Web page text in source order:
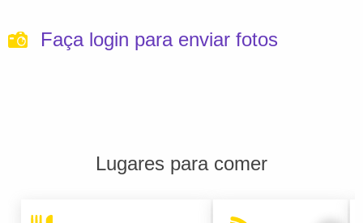
Faça login para enviar fotos
Lugares para comer